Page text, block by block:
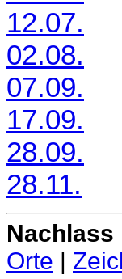
12.07.
02.08.
07.09.
17.09.
28.09.
28.11.
Orte |